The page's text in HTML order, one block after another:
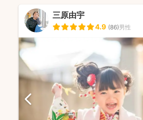
三原由宇
4.9 (86)男性